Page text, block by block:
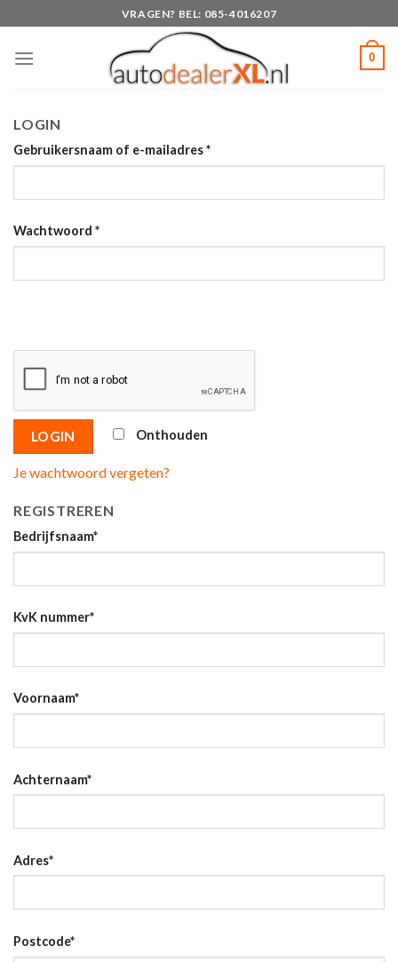
to
content
VRAGEN? BEL: 085-4016207
0
LOGIN
Gebruikersnaam of e-mailadres*
Wachtwoord *
LOGIN Onthouden
Je wachtwoord vergeten?
REGISTREREN
Bedrijfsnaam*
KvK nummer*
Voornaam*
Achternaam*
Adres*
Postcode*